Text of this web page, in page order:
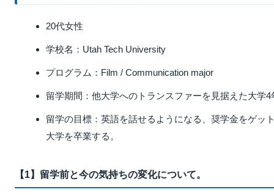
20代女性
学校名：Utah Tech University
プログラム：Film / Communication major
留学期間：他大学へのトランスファーを見据えた大学4
留学の目標：英語を話せるようになる、奨学金をゲッ
大学を卒業する。
【1】留学前と今の気持ちの変化について。